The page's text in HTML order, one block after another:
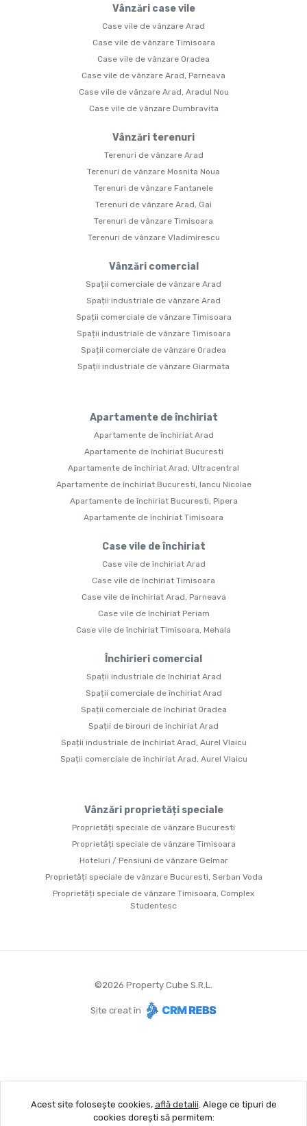
Vânzări case vile
Case vile de vânzare Arad
Case vile de vânzare Timisoara
Case vile de vânzare Oradea
Case vile de vânzare Arad, Parneava
Case vile de vânzare Arad, Aradul Nou
Case vile de vânzare Dumbravita
Vânzări terenuri
Terenuri de vânzare Arad
Terenuri de vânzare Mosnita Noua
Terenuri de vânzare Fantanele
Terenuri de vânzare Arad, Gai
Terenuri de vânzare Timisoara
Terenuri de vânzare Vladimirescu
Vânzări comercial
Spații comerciale de vânzare Arad
Spații industriale de vânzare Arad
Spații comerciale de vânzare Timisoara
Spații industriale de vânzare Timisoara
Spații comerciale de vânzare Oradea
Spații industriale de vânzare Giarmata
Apartamente de închiriat
Apartamente de închiriat Arad
Apartamente de închiriat Bucuresti
Apartamente de închiriat Arad, Ultracentral
Apartamente de închiriat Bucuresti, Iancu Nicolae
Apartamente de închiriat Bucuresti, Pipera
Apartamente de închiriat Timisoara
Case vile de închiriat
Case vile de închiriat Arad
Case vile de închiriat Timisoara
Case vile de închiriat Arad, Parneava
Case vile de închiriat Periam
Case vile de închiriat Timisoara, Mehala
Închirieri comercial
Spații industriale de închiriat Arad
Spații comerciale de închiriat Arad
Spații comerciale de închiriat Oradea
Spații de birouri de închiriat Arad
Spații industriale de închiriat Arad, Aurel Vlaicu
Spații comerciale de închiriat Arad, Aurel Vlaicu
Vânzări proprietăți speciale
Proprietăți speciale de vânzare Bucuresti
Proprietăți speciale de vânzare Timisoara
Hoteluri / Pensiuni de vânzare Gelmar
Proprietăți speciale de vânzare Bucuresti, Serban Voda
Proprietăți speciale de vânzare Timisoara, Complex
Studentesc
©2026 Property Cube S.R.L.
Site creat în
Acest site folosește cookies, află detalii. Alege ce tipuri de
cookies dorești să permitem: